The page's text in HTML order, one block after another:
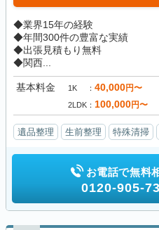
◆業界15年の経験
◆年間300件の豊富な実績
◆出張見積もり無料
◆関西...
基本料金 1K 40,000円〜
2LDK 100,000円〜
遺品整理 生前整理 特殊清掃
お電話で無料
0120-905-